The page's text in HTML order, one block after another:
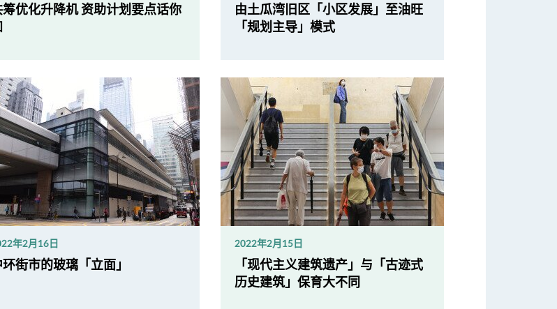
筹优化升降机 资助计划要点话你
由土瓜湾旧区「小区发展」至油旺
「规划主导」模式
年2月16日
环街市的玻璃「立面」
2022年2月15日
「现代主义建筑遗产」与「古迹式
历史建筑」保育大不同